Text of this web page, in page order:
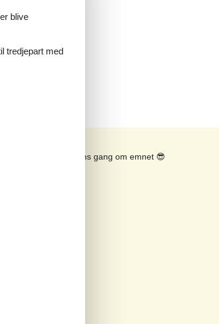
Se solens gang om emnet 😎
blive
tredjepart med